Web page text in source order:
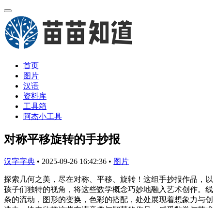
首页
图片
汉语
资料库
工具箱
阿杰小工具
对称平移旋转的手抄报
汉字字典 • 2025-09-26 16:42:36 • 图片
探索几何之美，尽在对称、平移、旋转！这组手抄报作品，以
孩子们独特的视角，将这些数学概念巧妙地融入艺术创作。线
条的流动，图形的变换，色彩的搭配，处处展现着想象力与创